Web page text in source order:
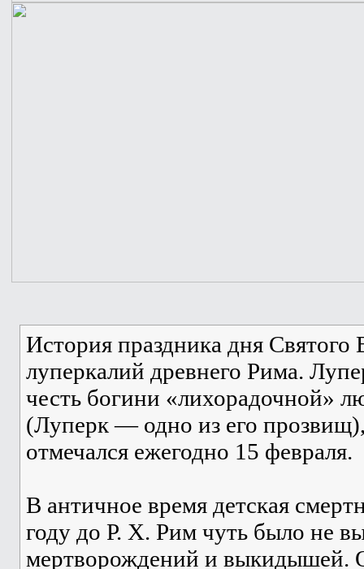
История праздника дня Святого
луперкалий древнего Рима.
честь богини «лихорадочной»
(Луперк — одно из его
отмечался ежегодно 15 февраля.
В античное время детская
году до Р. Х. Рим чуть было не
мертворождений и выкидышей.